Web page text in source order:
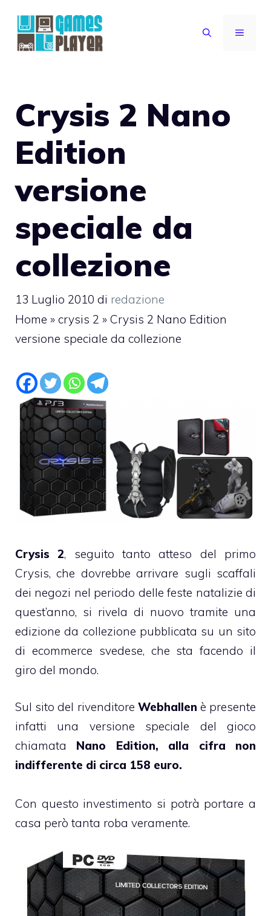
contenuto
MENU
Crysis 2 Nano
Edition
versione
speciale da
collezione
13 Luglio 2010 di redazione
Home » crysis 2 » Crysis 2 Nano Edition
versione speciale da collezione
Crysis 2, seguito tanto atteso del primo
Crysis, che dovrebbe arrivare sugli scaffali
dei negozi nel periodo delle feste natalizie di
quest’anno, si rivela di nuovo tramite una
edizione da collezione pubblicata su un sito
di ecommerce svedese, che sta facendo il
giro del mondo.
Sul sito del rivenditore Webhallen è presente
infatti una versione speciale del gioco
chiamata Nano Edition, alla cifra non
indifferente di circa 158 euro.
Con questo investimento si potrà portare a
casa però tanta roba veramente.